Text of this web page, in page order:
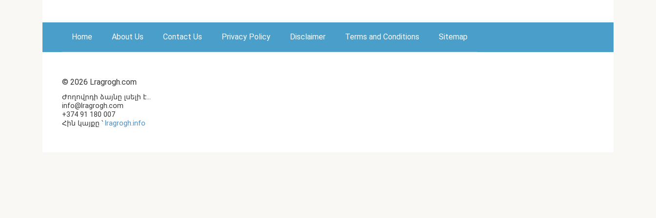
Home About Us Contact Us Privacy Policy Disclaimer Terms and Conditions Sitemap
© 2026 Lragrogh.com
Ժողովրդի ձայնը լսելի է...
info@lragrogh.com
+374 91 180 007
Հին կայքը ՝ lragrogh.info